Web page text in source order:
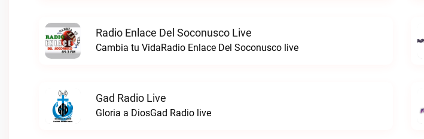
Radio Enlace Del Soconusco Live
Cambia tu VidaRadio Enlace Del Soconusco live
Gad Radio Live
Gloria a DiosGad Radio live